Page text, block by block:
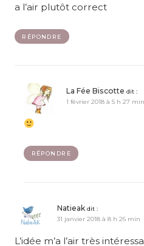
a l’air plutôt correct
RÉPONDRE
La Fée Biscotte dit :
1 février 2018 à 5 h 27 min
RÉPONDRE
Natieak dit :
31 janvier 2018 à 8 h 26 min
L’idée m’a l’air très